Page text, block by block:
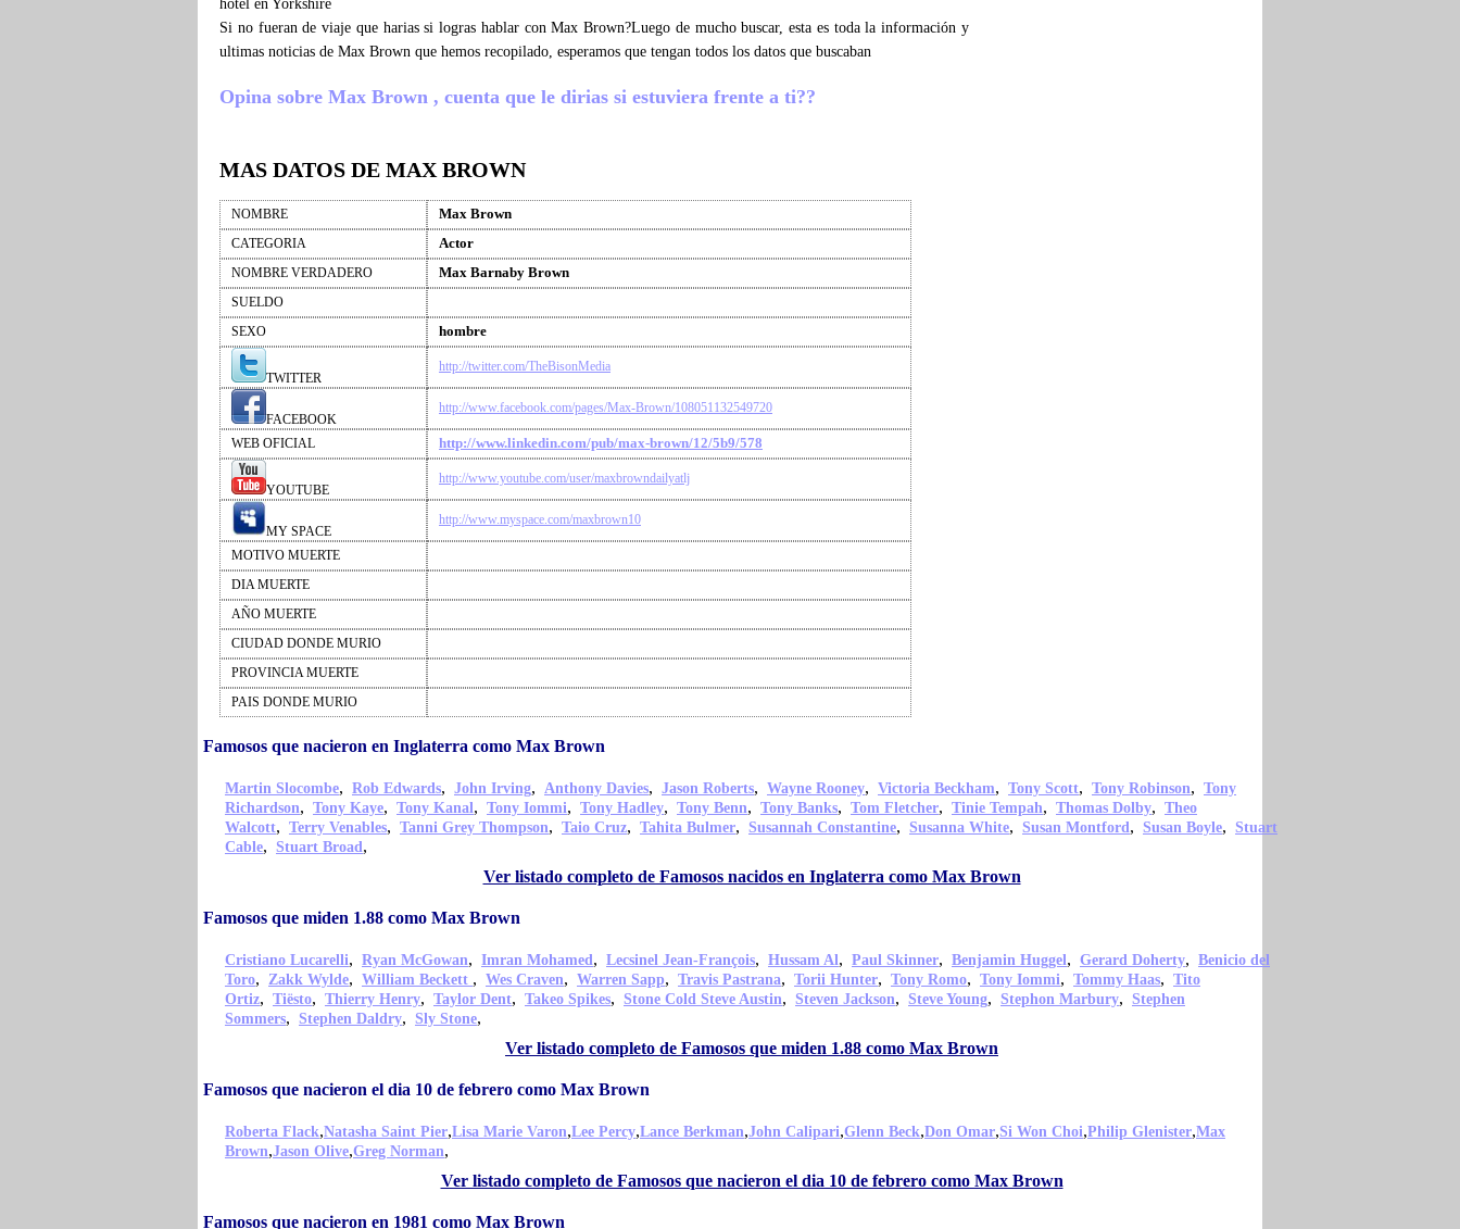
hotel en Yorkshire
Si no fueran de viaje que harias si logras hablar con Max Brown?Luego de mucho buscar, esta es toda la información y
ultimas noticias de Max Brown que hemos recopilado, esperamos que tengan todos los datos que buscaban
Opina sobre Max Brown , cuenta que le dirias si estuviera frente a ti??
MAS DATOS DE MAX BROWN
NOMBRE Max Brown
CATEGORIA Actor
NOMBRE VERDADERO Max Barnaby Brown
SUELDO
SEXO
hombre
TWITTER
http://twitter.com/TheBisonMedia
FACEBOOK
http://www.facebook.com/pages/Max-Brown/108051132549720
WEB OFICIAL http://www.linkedin.com/pub/max-brown/12/5b9/578
YOUTUBE
http://www.youtube.com/user/maxbrowndailyatlj
MY SPACE
http://www.myspace.com/maxbrown10
MOTIVO MUERTE
DIA MUERTE
AÑO MUERTE
CIUDAD DONDE MURIO
PROVINCIA MUERTE
PAIS DONDE MURIO
Famosos que nacieron en Inglaterra como Max Brown
Martin Slocombe, Rob Edwards, John Irving, Anthony Davies, Jason Roberts, Wayne Rooney, Victoria Beckham, Tony Scott, Tony Robinson, Tony
Richardson, Tony Kaye, Tony Kanal, Tony Iommi, Tony Hadley, Tony Benn, Tony Banks, Tom Fletcher, Tinie Tempah, Thomas Dolby, Theo
Walcott, Terry Venables, Tanni Grey Thompson, Taio Cruz, Tahita Bulmer, Susannah Constantine, Susanna White, Susan Montford, Susan Boyle, Stuart
Cable, Stuart Broad,
Ver listado completo de Famosos nacidos en Inglaterra como Max Brown
Famosos que miden 1.88 como Max Brown
Cristiano Lucarelli, Ryan McGowan, Imran Mohamed, Lecsinel Jean-François, Hussam Al, Paul Skinner, Benjamin Huggel, Gerard Doherty, Benicio del
Toro, Zakk Wylde, William Beckett , Wes Craven, Warren Sapp, Travis Pastrana, Torii Hunter, Tony Romo, Tony Iommi, Tommy Haas, Tito
Ortiz, Tiësto, Thierry Henry, Taylor Dent, Takeo Spikes, Stone Cold Steve Austin, Steven Jackson, Steve Young, Stephon Marbury, Stephen
Sommers, Stephen Daldry, Sly Stone,
Ver listado completo de Famosos que miden 1.88 como Max Brown
Famosos que nacieron el dia 10 de febrero como Max Brown
Roberta Flack,Natasha Saint Pier,Lisa Marie Varon,Lee Percy,Lance Berkman,John Calipari,Glenn Beck,Don Omar,Si Won Choi,Philip Glenister,Max
Brown,Jason Olive,Greg Norman,
Ver listado completo de Famosos que nacieron el dia 10 de febrero como Max Brown
Famosos que nacieron en 1981 como Max Brown